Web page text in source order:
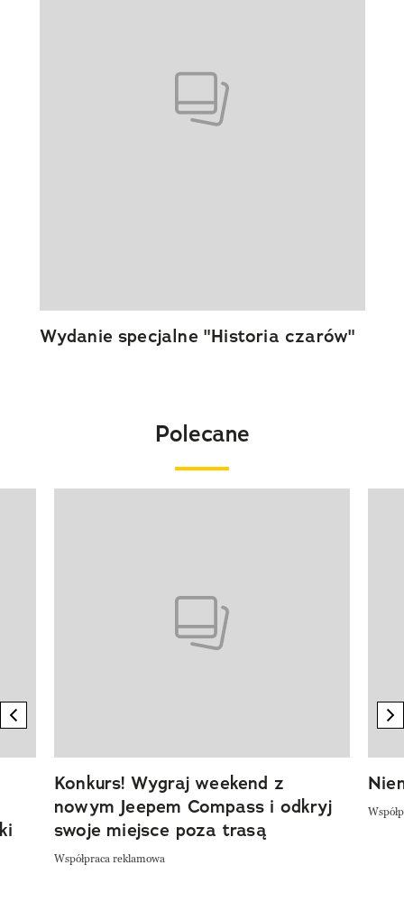
Wydanie specjalne "Historia czarów"
Polecane
previous element
Konkurs! Wygraj weekend z
nowym Jeepem Compass i odkryj
swoje miejsce poza trasą
Współpraca reklamowa